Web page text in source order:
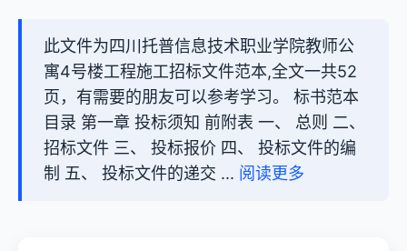
此文件为四川托普信息技术职业学院教师公
寓4号楼工程施工招标文件范本,全文一共52
页，有需要的朋友可以参考学习。 标书范本
目录 第一章 投标须知 前附表 一、 总则 二、
招标文件 三、 投标报价 四、 投标文件的编
制 五、 投标文件的递交 ... 阅读更多